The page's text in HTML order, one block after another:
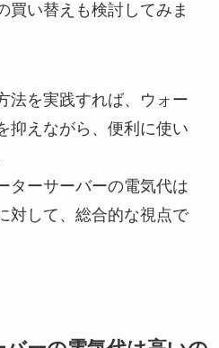
買い替えも検討してみま
法を実践すれば、ウォー
抑えながら、便利に使い
ターサーバーの電気代は
対して、総合的な視点で